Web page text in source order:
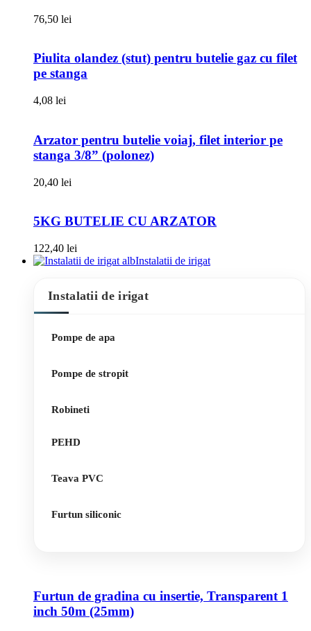
76,50 lei
Piulita olandez (stut) pentru butelie gaz cu filet
pe stanga
4,08 lei
Arzator pentru butelie voiaj, filet interior pe
stanga 3/8” (polonez)
20,40 lei
5KG BUTELIE CU ARZATOR
122,40 lei
Instalatii de irigat
Instalatii de irigat
Pompe de apa
Pompe de stropit
Robineti
PEHD
Teava PVC
Furtun siliconic
Furtun de gradina cu insertie, Transparent 1
inch 50m (25mm)